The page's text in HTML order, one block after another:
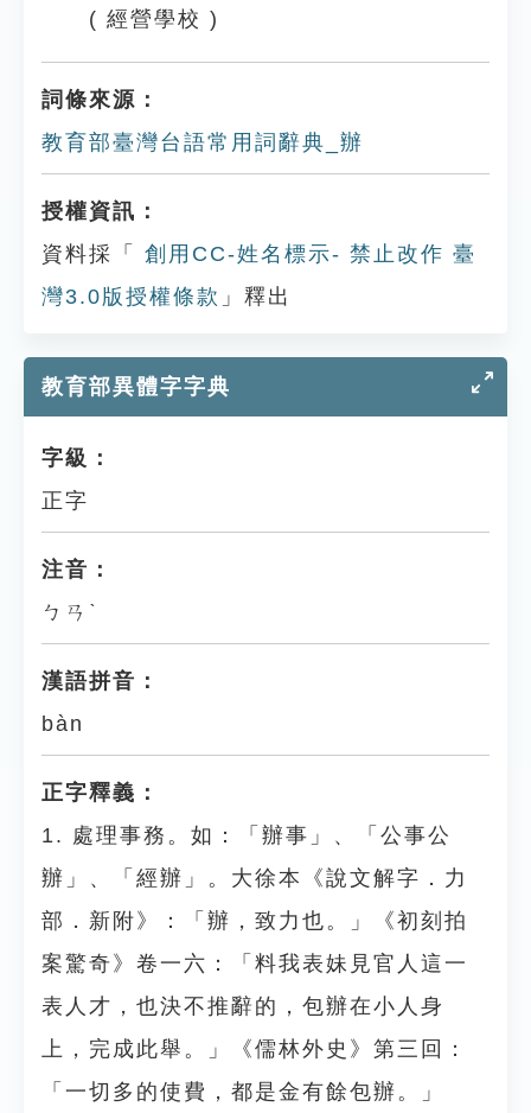
( 經營學校 )
詞條來源：
教育部臺灣台語常用詞辭典_辦
授權資訊：
資料採「
創用CC-姓名標示- 禁止改作 臺
灣3.0版授權條款 」釋出
教育部異體字字典
字級：
正字
注音：
ㄅㄢˋ
漢語拼音：
bàn
正字釋義：
1. 處理事務。如：「辦事」、「公事公
辦」、「經辦」。大徐本《說文解字．力
部．新附》：「辦，致力也。」《初刻拍
案驚奇》卷一六：「料我表妹見官人這一
表人才，也決不推辭的，包辦在小人身
上，完成此舉。」《儒林外史》第三回：
「一切多的使費，都是金有餘包辦。」